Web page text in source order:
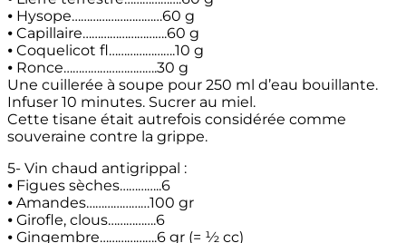
⦁ Hysope…………………………60 g
⦁ Capillaire……………………….60 g
⦁ Coquelicot fl………………….10 g
⦁ Ronce………………………….30 g
Une cuillerée à soupe pour 250 ml d’eau bouillante.
Infuser 10 minutes. Sucrer au miel.
Cette tisane était autrefois considérée comme
souveraine contre la grippe.
5- Vin chaud antigrippal :
⦁ Figues sèches…………..6
⦁ Amandes…………………100 gr
⦁ Girofle, clous…………….6
⦁ Gingembre……………….6 gr (= ½ cc)